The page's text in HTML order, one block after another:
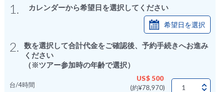
1. カレンダーから希望日を選択してください
希望日を選択
2.
数を選択して合計代金をご確認後、予約手続きへお進み
ください
（※ツアー参加時の年齢で選択）
台/4時間
US$ 500
(約¥78,970)